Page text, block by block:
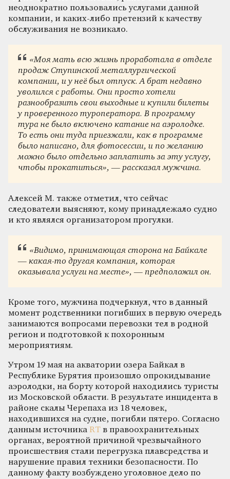
неоднократно пользовались услугами данной
компании, и каких-либо претензий к качеству
обслуживания не возникало.
«Моя мать всю жизнь проработала в отделе
продаж Ступинской металлургической
компании, и у неё был отпуск. А брат недавно
уволился с работы. Они просто хотели
разнообразить свои выходные и купили билеты
у проверенного туроператора. В программу
тура не было включено катание на аэролодке.
То есть они туда приезжали, как в программе
было написано, для фотосессии, и по желанию
можно было отдельно заплатить за эту услугу,
чтобы прокатиться», — рассказал мужчина.
Алексей М. также отметил, что сейчас
следователи выясняют, кому принадлежало судно
и кто являлся организатором прогулки.
«Видимо, принимающая сторона на Байкале
— какая-то другая компания, которая
оказывала услуги на месте», — предположил он.
Кроме того, мужчина подчеркнул, что в данный
момент родственники погибших в первую очередь
занимаются вопросами перевозки тел в родной
регион и подготовкой к похоронным
мероприятиям.
Утром 19 мая на акватории озера Байкал в
Республике Бурятия произошло опрокидывание
аэролодки, на борту которой находились туристы
из Московской области. В результате инцидента в
районе скалы Черепаха из 18 человек,
находившихся на судне, погибли пятеро. Согласно
данным источника RT в правоохранительных
органах, вероятной причиной чрезвычайного
происшествия стали перегрузка плавсредства и
нарушение правил техники безопасности. По
данному факту возбуждено уголовное дело по